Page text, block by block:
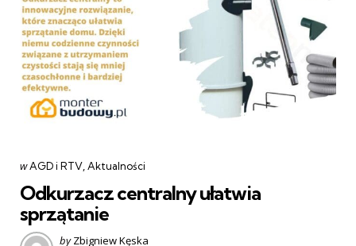
Categories
post
wAGD i RTV Aktualności
Odkurzacz centralny ułatwia
sprzątanie
Posted
by Zbigniew Kęska